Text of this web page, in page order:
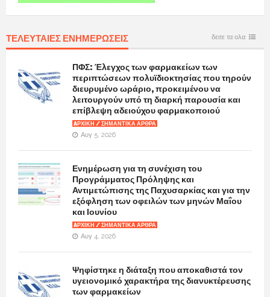
ΤΕΛΕΥΤΑΙΕΣ ΕΝΗΜΕΡΩΣΕΙΣ δειτε τα ολα
ΠΦΣ: Έλεγχος των φαρμακείων των
περιπτώσεων πολυϊδιοκτησίας που τηρούν
διευρυμένο ωράριο, προκειμένου να
λειτουργούν υπό τη διαρκή παρουσία και
επίβλεψη αδειούχου φαρμακοποιού
AΡΧΙΚΉ / ΣΗΜΑΝΤΙΚΆ ΆΡΘΡΑ
Αυγ 5, 2026
Ενημέρωση για τη συνέχιση του
Προγράμματος Πρόληψης και
Αντιμετώπισης της Παχυσαρκίας και για την
εξόφληση των οφειλών των μηνών Μαΐου
και Ιουνίου
AΡΧΙΚΉ / ΣΗΜΑΝΤΙΚΆ ΆΡΘΡΑ
Αυγ 4, 2026
Ψηφίστηκε η διάταξη που αποκαθιστά τον
υγειονομικό χαρακτήρα της διανυκτέρευσης
των φαρμακείων